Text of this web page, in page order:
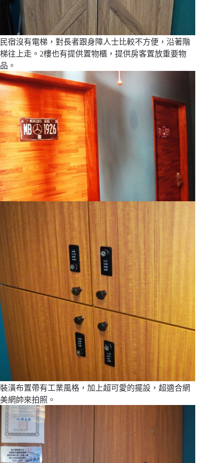
民宿沒有電梯，對長者跟身障人士比較不方便，沿著階
梯往上走。2樓也有提供置物櫃，提供房客置放重要物
品。
裝潢布置帶有工業風格，加上超可愛的擺設，超適合網
美網帥來拍照。